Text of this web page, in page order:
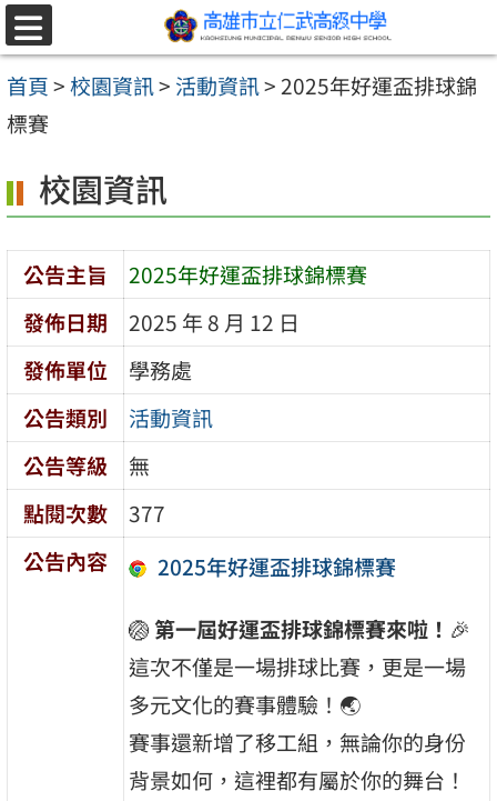
跳至主要內容區
選
單
首頁>校園資訊> 活動資訊> 2025年好運盃排球錦
標賽
校園資訊
公告主旨
2025年好運盃排球錦標賽
發佈日期
2025 年 8 月 12 日
發佈單位
學務處
公告類別
活動資訊
公告等級
無
點閱次數
377
公告內容
2025年好運盃排球錦標賽
🏐第一屆好運盃排球錦標賽來啦！ 🎉
這次不僅是一場排球比賽，更是一場
多元文化的賽事體驗！🌏
賽事還新增了移工組，無論你的身份
背景如何，這裡都有屬於你的舞台！